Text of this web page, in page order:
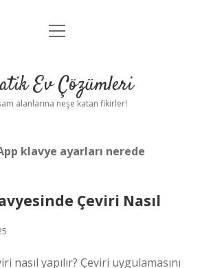
Anasayfa
Yasal Uyarı
menüyü
Ev Çözümleri
alanlarına neşe katan fikirler!
klavye ayarları nerede
Çeviri Nasıl
nasıl yapılır? Çeviri uygulamasını